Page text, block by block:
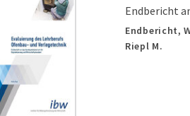
Endbericht
Endbericht,
Riepl M.